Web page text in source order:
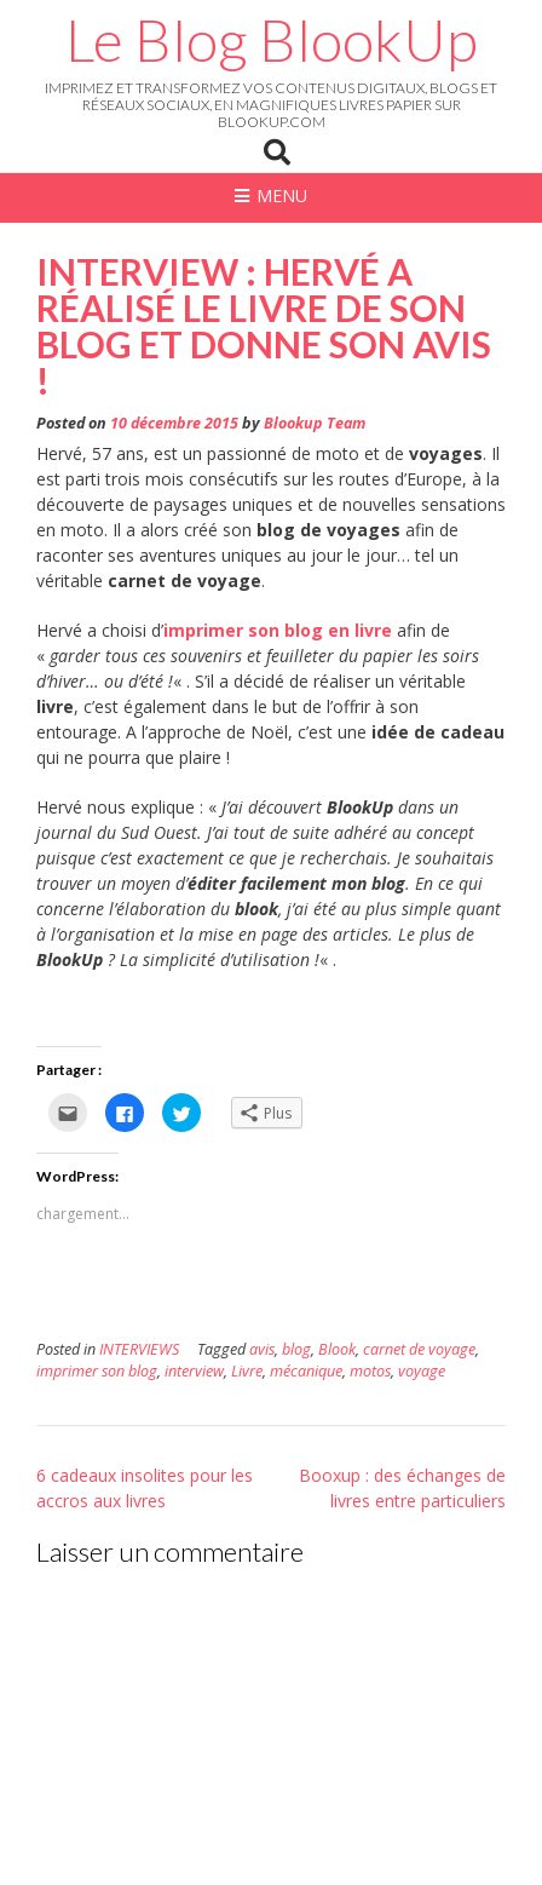
Le Blog BlookUp
IMPRIMEZ ET TRANSFORMEZ VOS CONTENUS DIGITAUX, BLOGS ET
RÉSEAUX SOCIAUX, EN MAGNIFIQUES LIVRES PAPIER SUR
BLOOKUP.COM
MENU
INTERVIEW : HERVÉ A
RÉALISÉ LE LIVRE DE SON
BLOG ET DONNE SON AVIS
!
Posted on 10 décembre 2015byBlookup Team
Hervé, 57 ans, est un passionné de moto et de voyages. Il
est parti trois mois consécutifs sur les routes d’Europe, à la
découverte de paysages uniques et de nouvelles sensations
en moto. Il a alors créé son blog de voyages afin de
raconter ses aventures uniques au jour le jour… tel un
véritable carnet de voyage.
Hervé a choisi d’imprimer son blog en livre afin de
« garder tous ces souvenirs et feuilleter du papier les soirs
d’hiver… ou d’été !« . S’il a décidé de réaliser un véritable
livre, c’est également dans le but de l’offrir à son
entourage. A l’approche de Noël, c’est une idée de cadeau
qui ne pourra que plaire !
Hervé nous explique : « J’ai découvert BlookUp dans un
journal du Sud Ouest. J’ai tout de suite adhéré au concept
puisque c’est exactement ce que je recherchais. Je souhaitais
trouver un moyen d’éditer facilement mon blog. En ce qui
concerne l’élaboration du blook, j’ai été au plus simple quant
à l’organisation et la mise en page des articles. Le plus de
BlookUp ? La simplicité d’utilisation !« .
Partager :
Cliquez
pour
envoyer
par
mail
un
ami(ouvre
Cliquez
pour
partager
Cliquez
pour Plus
WordPress:
chargement…
Posted inINTERVIEWS Taggedavis, blog, Blook, carnet de voyage,
imprimer son blog, interview, Livre, mécanique, motos, voyage
Post
navigation
6 cadeaux insolites pour les
accros aux livres
Booxup : des échanges de
livres entre particuliers
Laisser un commentaire